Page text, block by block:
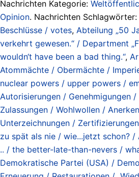
Nachrichten Kategorie:
Opinion. Nachrichten Schlagwörter:
Beschlüsse / votes, Abteilung „50
verkehrt gewesen.“ / Department
wouldn‘t have been a bad thing.“,
Atommächte / Obermächte /
nuclear powers / upper powers /
Autorisierungen / Genehmigungen
Zulassungen / Wohlwollen /
Unterzeichnungen /
zu spät als nie / wie...jetzt schon? /
.. / the better-late-than-nevers /
Demokratische Partei (USA) /